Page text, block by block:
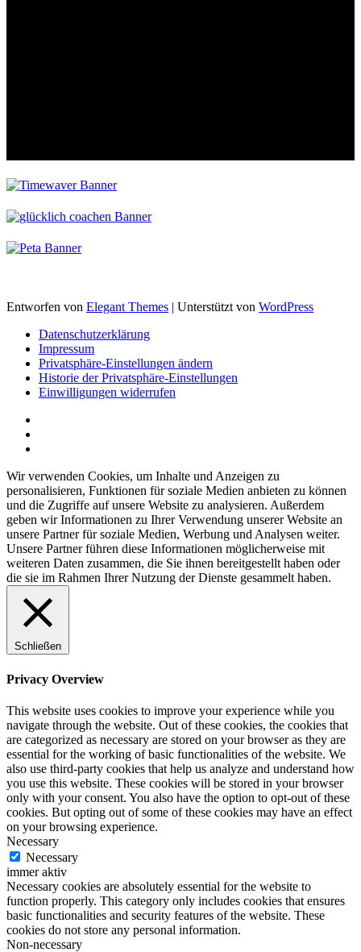
Entworfen von Elegant Themes | Unterstützt von WordPress
Datenschutzerklärung
Impressum
Privatsphäre-Einstellungen ändern
Historie der Privatsphäre-Einstellungen
Einwilligungen widerrufen
Wir verwenden Cookies, um Inhalte und Anzeigen zu
personalisieren, Funktionen für soziale Medien anbieten zu können
und die Zugriffe auf unsere Website zu analysieren. Außerdem
geben wir Informationen zu Ihrer Verwendung unserer Website an
unsere Partner für soziale Medien, Werbung und Analysen weiter.
Unsere Partner führen diese Informationen möglicherweise mit
weiteren Daten zusammen, die Sie ihnen bereitgestellt haben oder
die sie im Rahmen Ihrer Nutzung der Dienste gesammelt haben.
Schließen
Privacy Overview
This website uses cookies to improve your experience while you
navigate through the website. Out of these cookies, the cookies that
are categorized as necessary are stored on your browser as they are
essential for the working of basic functionalities of the website. We
also use third-party cookies that help us analyze and understand how
you use this website. These cookies will be stored in your browser
only with your consent. You also have the option to opt-out of these
cookies. But opting out of some of these cookies may have an effect
on your browsing experience.
Necessary
Necessary
immer aktiv
Necessary cookies are absolutely essential for the website to
function properly. This category only includes cookies that ensures
basic functionalities and security features of the website. These
cookies do not store any personal information.
Non-necessary